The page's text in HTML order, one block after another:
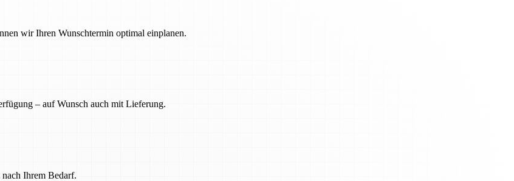
wir Ihren Wunschtermin optimal einplanen.
– auf Wunsch auch mit Lieferung.
Ihrem Bedarf.